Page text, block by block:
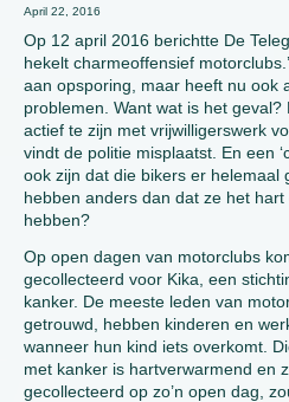
April 22, 2016
Op 12 april 2016 berichtte De
hekelt charmeoffensief
aan opsporing, maar heeft nu ook
problemen. Want wat is het
actief te zijn met vrijwilligerswerk
vindt de politie misplaatst. En een
ook zijn dat die bikers er helemaal
hebben anders dan dat ze het
hebben?
Op open dagen van motorclubs
gecollecteerd voor Kika, een
kanker. De meeste leden van
getrouwd, hebben kinderen en
wanneer hun kind iets overkomt.
met kanker is hartverwarmend en
gecollecteerd op zo’n open dag,